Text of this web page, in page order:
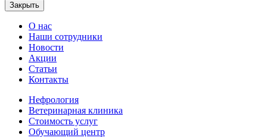
Закрыть
О нас
Наши сотрудники
Новости
Акции
Статьи
Контакты
Нефрология
Ветеринарная клиника
Стоимость услуг
Обучающий центр